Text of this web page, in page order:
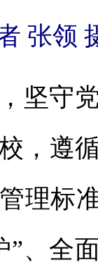
张领
坚守
，遵
理标
”、全